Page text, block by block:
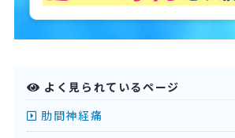
よく見られているページ
肋間神経痛